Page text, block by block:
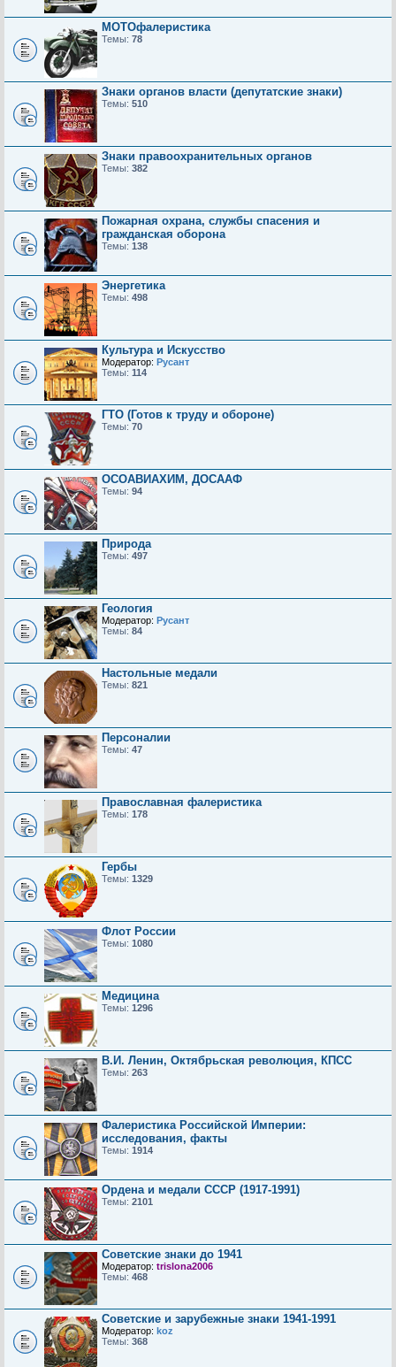
МОТОфалеристика
Темы: 78
Знаки органов власти (депутатские знаки)
Темы: 510
Знаки правоохранительных органов
Темы: 382
Пожарная охрана, службы спасения и
гражданская оборона
Темы: 138
Энергетика
Темы: 498
Культура и Искусство
Модератор: Русант
Темы: 114
ГТО (Готов к труду и обороне)
Темы: 70
ОСОАВИАХИМ, ДОСААФ
Темы: 94
Природа
Темы: 497
Геология
Модератор: Русант
Темы: 84
Настольные медали
Темы: 821
Персоналии
Темы: 47
Православная фалеристика
Темы: 178
Гербы
Темы: 1329
Флот России
Темы: 1080
Медицина
Темы: 1296
В.И. Ленин, Октябрьская революция, КПСС
Темы: 263
Фалеристика Российской Империи:
исследования, факты
Темы: 1914
Ордена и медали СССР (1917-1991)
Темы: 2101
Советские знаки до 1941
Модератор: trislona2006
Темы: 468
Советские и зарубежные знаки 1941-1991
Модератор: koz
Темы: 368